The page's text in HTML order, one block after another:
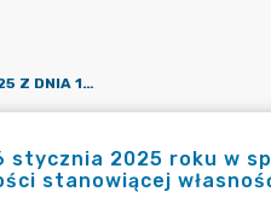
ZARZĄDZENIE NR 0050.8.2025 Z DNIA 16 STYCZNIA 2025 ROKU W SPRAWIE USTALENIA CENY WYWOŁAWCZEJ W PRZETARGU NA SPRZEDAŻ NIERUCHOMOŚCI STANOWIĄCEJ WŁASNOŚĆ GMINY STĄPORKÓW, POŁOŻONEJ W OBRĘBIE 0023 NADZIEJÓW
stycznia 2025 roku w
stanowiącej